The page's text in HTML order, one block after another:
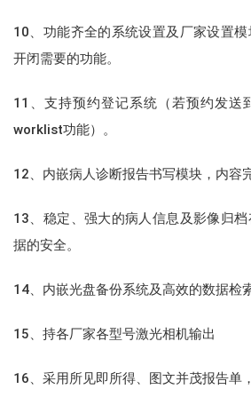
10、功能齐全的系统设置及厂家设置
开闭需要的功能。
11、支持预约登记系统（若预约发送
worklist功能）。
12、内嵌病人诊断报告书写模块，内容
13、稳定、强大的病人信息及影像归
据的安全。
14、内嵌光盘备份系统及高效的数据检
15、持各厂家各型号激光相机输出
16、采用所见即所得、图文并茂报告单